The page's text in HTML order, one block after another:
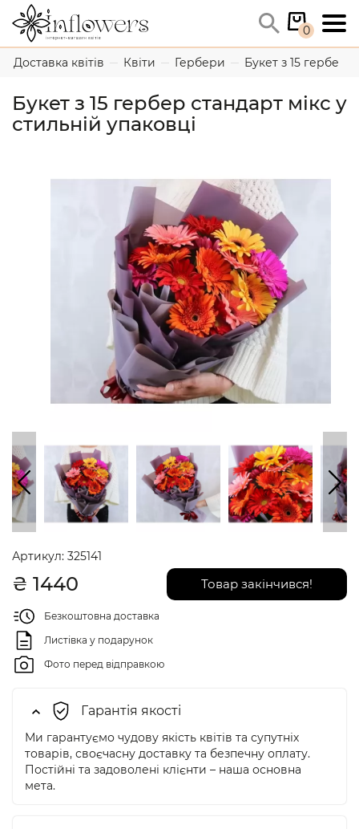
0
Доставка квітів Квіти Гербери Букет з 15 гербер
Букет з 15 гербер стандарт мікс у
стильній упаковці
Артикул: 325141
₴ 1440 Товар закінчився!
Безкоштовна доставка
Листівка у подарунок
Фото перед відправкою
Гарантія якості
Ми гарантуємо чудову якість квітів та супутніх
товарів, своєчасну доставку та безпечну оплату.
Постійні та задоволені клієнти – наша основна
мета.